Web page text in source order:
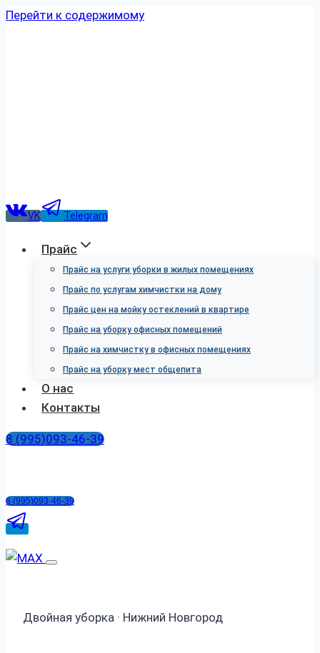
Перейти к содержимому
VK Telegram
Прайс
Прайс на услуги уборки в жилых помещениях
Прайс по услугам химчистки на дому
Прайс цен на мойку остеклений в квартире
Прайс на уборку офисных помещений
Прайс на химчистку в офисных помещениях
Прайс на уборку мест общепита
О нас
Контакты
8 (995)093-46-39
8 (995)093-46-39
Двойная уборка · Нижний Новгород